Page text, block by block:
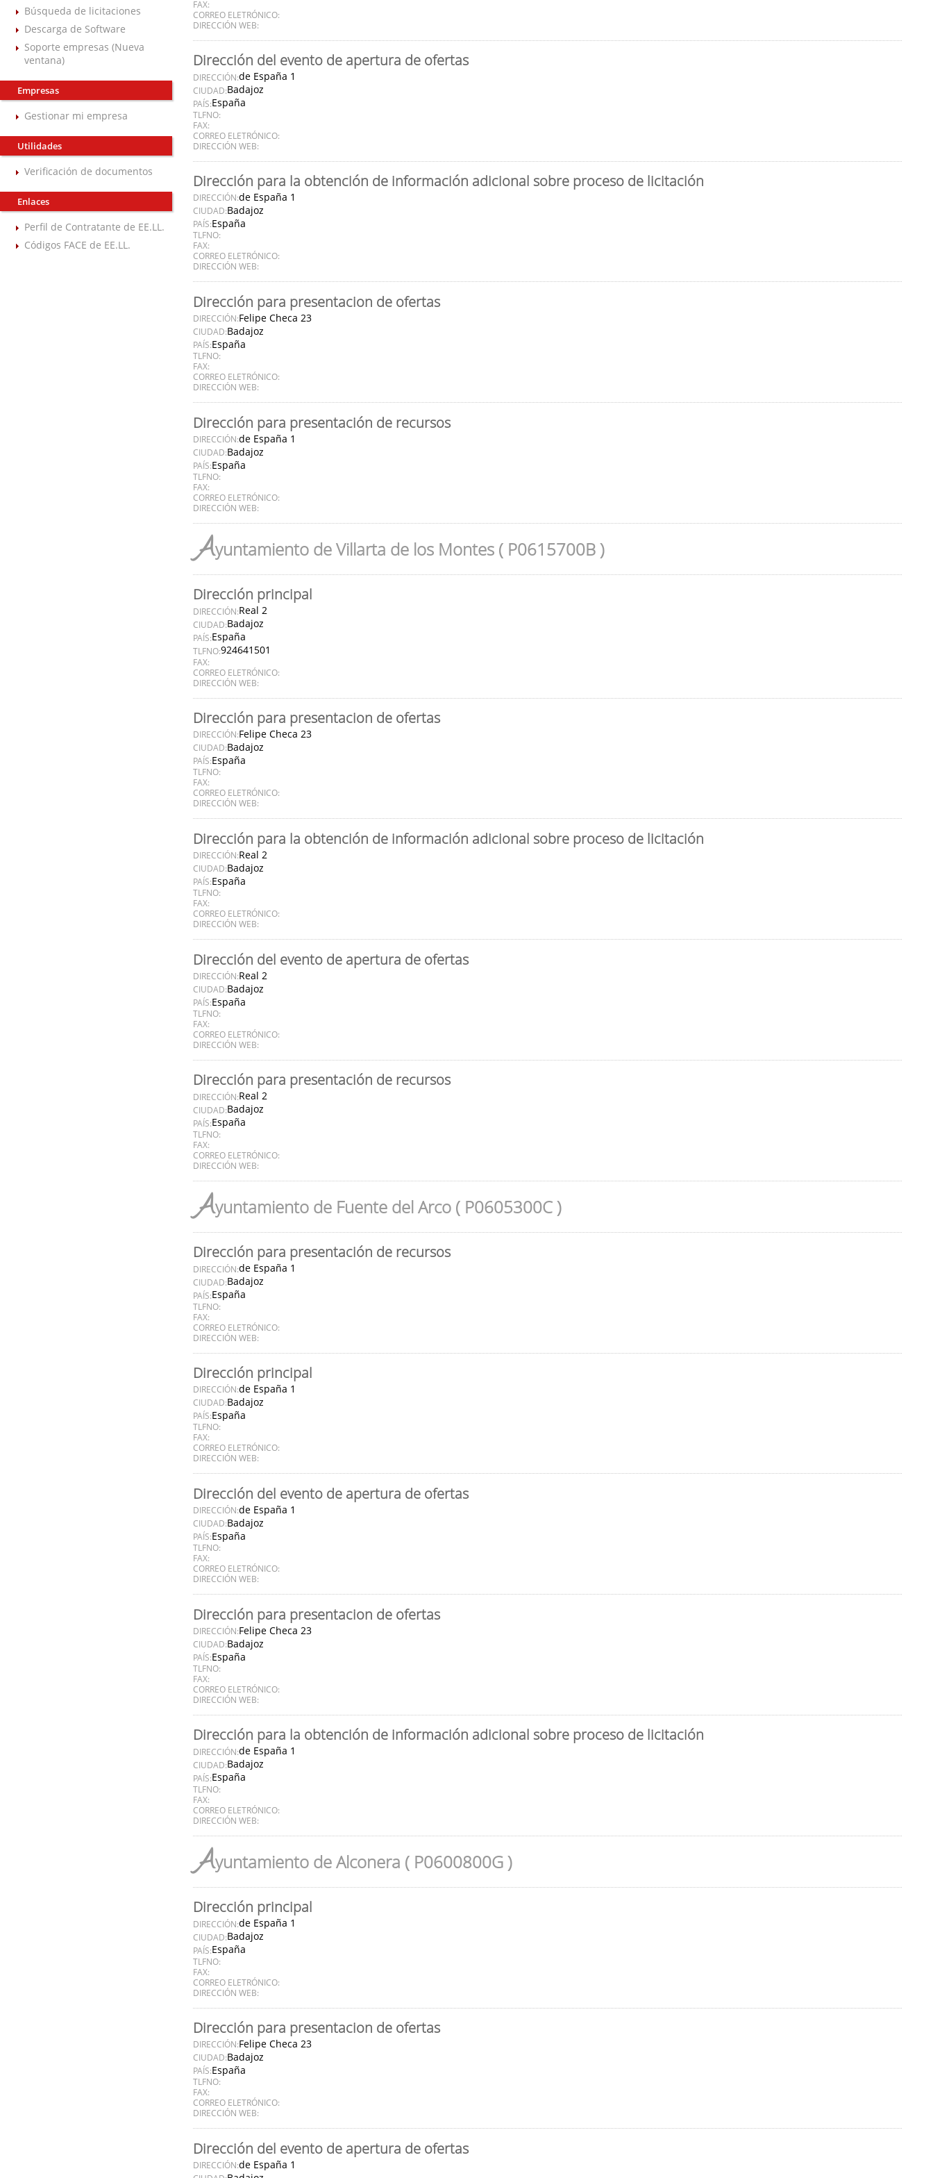
Búsqueda de licitaciones
Descarga de Software
Soporte empresas (Nueva
ventana)
Empresas
Gestionar mi empresa
Utilidades
Verificación de documentos
Enlaces
Perfil de Contratante de EE.LL.
Códigos FACE de EE.LL.
FAX:
CORREO ELETRÓNICO:
DIRECCIÓN WEB:
Dirección del evento de apertura de ofertas
DIRECCIÓN:de España 1
CIUDAD:Badajoz
PAÍS:España
TLFNO:
FAX:
CORREO ELETRÓNICO:
DIRECCIÓN WEB:
Dirección para la obtención de información adicional sobre proceso de licitación
DIRECCIÓN:de España 1
CIUDAD:Badajoz
PAÍS:España
TLFNO:
FAX:
CORREO ELETRÓNICO:
DIRECCIÓN WEB:
Dirección para presentacion de ofertas
DIRECCIÓN:Felipe Checa 23
CIUDAD:Badajoz
PAÍS:España
TLFNO:
FAX:
CORREO ELETRÓNICO:
DIRECCIÓN WEB:
Dirección para presentación de recursos
DIRECCIÓN:de España 1
CIUDAD:Badajoz
PAÍS:España
TLFNO:
FAX:
CORREO ELETRÓNICO:
DIRECCIÓN WEB:
Ayuntamiento de Villarta de los Montes ( P0615700B )
Dirección principal
DIRECCIÓN:Real 2
CIUDAD:Badajoz
PAÍS:España
TLFNO:924641501
FAX:
CORREO ELETRÓNICO:
DIRECCIÓN WEB:
Dirección para presentacion de ofertas
DIRECCIÓN:Felipe Checa 23
CIUDAD:Badajoz
PAÍS:España
TLFNO:
FAX:
CORREO ELETRÓNICO:
DIRECCIÓN WEB:
Dirección para la obtención de información adicional sobre proceso de licitación
DIRECCIÓN:Real 2
CIUDAD:Badajoz
PAÍS:España
TLFNO:
FAX:
CORREO ELETRÓNICO:
DIRECCIÓN WEB:
Dirección del evento de apertura de ofertas
DIRECCIÓN:Real 2
CIUDAD:Badajoz
PAÍS:España
TLFNO:
FAX:
CORREO ELETRÓNICO:
DIRECCIÓN WEB:
Dirección para presentación de recursos
DIRECCIÓN:Real 2
CIUDAD:Badajoz
PAÍS:España
TLFNO:
FAX:
CORREO ELETRÓNICO:
DIRECCIÓN WEB:
Ayuntamiento de Fuente del Arco ( P0605300C )
Dirección para presentación de recursos
DIRECCIÓN:de España 1
CIUDAD:Badajoz
PAÍS:España
TLFNO:
FAX:
CORREO ELETRÓNICO:
DIRECCIÓN WEB:
Dirección principal
DIRECCIÓN:de España 1
CIUDAD:Badajoz
PAÍS:España
TLFNO:
FAX:
CORREO ELETRÓNICO:
DIRECCIÓN WEB:
Dirección del evento de apertura de ofertas
DIRECCIÓN:de España 1
CIUDAD:Badajoz
PAÍS:España
TLFNO:
FAX:
CORREO ELETRÓNICO:
DIRECCIÓN WEB:
Dirección para presentacion de ofertas
DIRECCIÓN:Felipe Checa 23
CIUDAD:Badajoz
PAÍS:España
TLFNO:
FAX:
CORREO ELETRÓNICO:
DIRECCIÓN WEB:
Dirección para la obtención de información adicional sobre proceso de licitación
DIRECCIÓN:de España 1
CIUDAD:Badajoz
PAÍS:España
TLFNO:
FAX:
CORREO ELETRÓNICO:
DIRECCIÓN WEB:
Ayuntamiento de Alconera ( P0600800G )
Dirección principal
DIRECCIÓN:de España 1
CIUDAD:Badajoz
PAÍS:España
TLFNO:
FAX:
CORREO ELETRÓNICO:
DIRECCIÓN WEB:
Dirección para presentacion de ofertas
DIRECCIÓN:Felipe Checa 23
CIUDAD:Badajoz
PAÍS:España
TLFNO:
FAX:
CORREO ELETRÓNICO:
DIRECCIÓN WEB:
Dirección del evento de apertura de ofertas
DIRECCIÓN:de España 1